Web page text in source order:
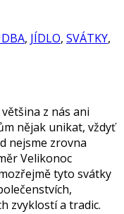
, JÍDLO, SVÁTKY,
z nás ani
nějak unikat, vždyť
nejsme zrovna
Velikonoc
tyto svátky
zvyklostí a tradic.